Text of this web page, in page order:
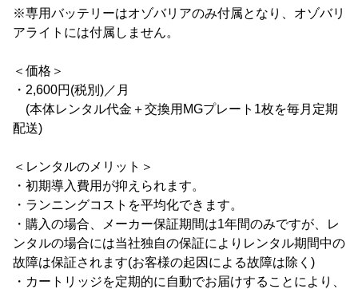
※専用バッテリーはオゾバリアのみ付属となり、オゾバリ
アライトには付属しません。
＜価格＞
・2,600円(税別)／月
(本体レンタル代金＋交換用MGプレート1枚を毎月定期
配送)
＜レンタルのメリット＞
・初期導入費用が抑えられます。
・ランニングコストを平均化できます。
・購入の場合、メーカー保証期間は1年間のみですが、レ
ンタルの場合には当社独自の保証によりレンタル期間中の
故障は保証されます(お客様の起因による故障は除く)
・カートリッジを定期的に自動でお届けすることにより、